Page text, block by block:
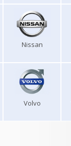
Nissan
Volvo